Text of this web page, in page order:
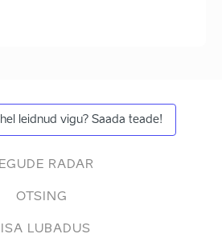
leidnud vigu? Saada teade!
RADAR
OTSING
LUBADUS